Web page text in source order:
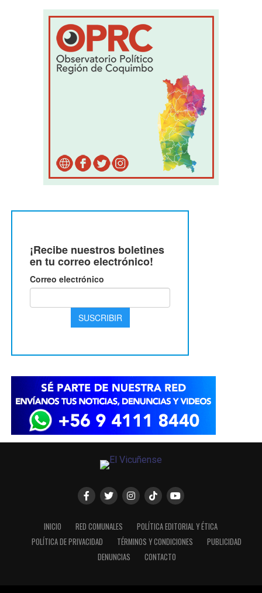
INICIO RED COMUNALES
POLÍTICA EDITORIAL Y ÉTICA
POLÍTICA DE PRIVACIDAD
TÉRMINOS Y CONDICIONES
PUBLICIDAD
DENUNCIAS
CONTACTO